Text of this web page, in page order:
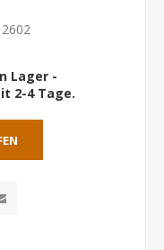
Lager -
2-4 Tage.